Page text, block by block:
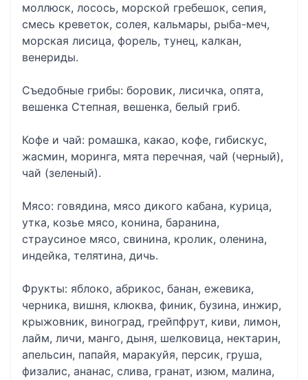
моллюск, лосось, морской гребешок, сепия,
смесь креветок, солея, кальмары, рыба-меч,
морская лисица, форель, тунец, калкан,
венериды.
Съедобные грибы: боровик, лисичка, опята,
вешенка Степная, вешенка, белый гриб.
Кофе и чай: ромашка, какао, кофе, гибискус,
жасмин, моринга, мята перечная, чай (черный),
чай (зеленый).
Мясо: говядина, мясо дикого кабана, курица,
утка, козье мясо, конина, баранина,
страусиное мясо, свинина, кролик, оленина,
индейка, телятина, дичь.
Фрукты: яблоко, абрикос, банан, ежевика,
черника, вишня, клюква, финик, бузина, инжир,
крыжовник, виноград, грейпфрут, киви, лимон,
лайм, личи, манго, дыня, шелковица, нектарин,
апельсин, папайя, маракуйя, персик, груша,
физалис, ананас, слива, гранат, изюм, малина,